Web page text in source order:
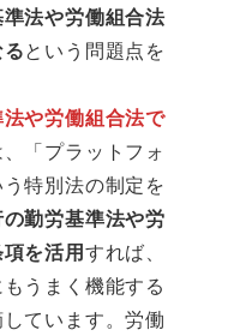
法や労働組合法
という問題点を
や労働組合法で
「プラットフォ
特別法の制定を
勤労基準法や労
を活用すれば、
うまく機能する
ています。労働